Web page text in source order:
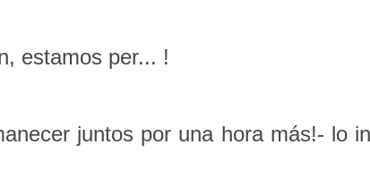
estamos per... !
juntos por una hora más!- lo